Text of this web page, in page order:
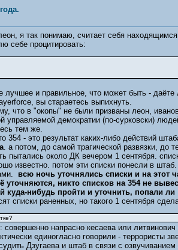
я так понимаю, считает себя
себе процитировать:
лучшее и правильное, что может быть -
вы стараетесь выпихнуть.
что в "окопы" не были призваны леон,
демократии (по-сурковски)
тем же.
354 - это результат каких-либо действий
. а потом, до самой трагической развязки, до
пытались около ДК вечером 1 сентября.
известно. потом эти списки понесли в
всю ночь уточнялись списки и на этот
уточняются, никто списков на 354 не
нибудь пройти и уточнить, попали ли
списки раненных, но такого 1 сентября
напрасно кесаева или
единогласно говорили - террористы
Дзугаева и штаб в связи с